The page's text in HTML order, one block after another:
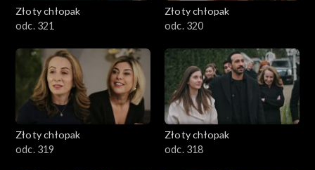
Złoty chłopak
odc. 321
Złoty chłopak
odc. 320
Złoty chłopak
odc. 319
Złoty chłopak
odc. 318